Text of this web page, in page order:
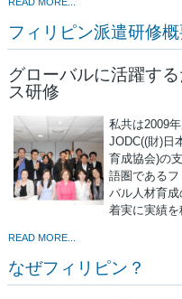
フィリピン派遣研修
グローバルに活躍す
ス研修
私共は2009
JODC((財)日
育成協会)の
語圏である
バル人材育
着実に実績
READ MORE...
なぜフィリピン？